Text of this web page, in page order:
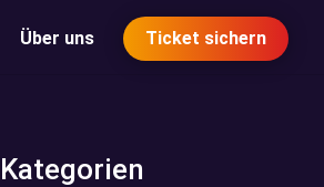
Über uns Ticket sichern
Kategorien